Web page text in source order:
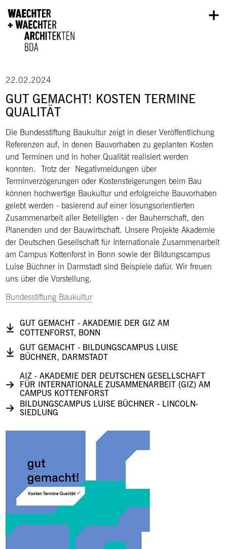
22.02.2024
GUT GEMACHT! KOSTEN TERMINE
QUALITÄT
Die Bundesstiftung Baukultur zeigt in dieser Veröffentlichung
Referenzen auf, in denen Bauvorhaben zu geplanten Kosten
und Terminen und in hoher Qualität realisiert werden
konnten. Trotz der Negativmeldungen über
Terminverzögerungen oder Kostensteigerungen beim Bau
können hochwertige Baukultur und erfolgreiche Bauvorhaben
gelebt werden - basierend auf einer lösungsorientierten
Zusammenarbeit aller Beteiligten - der Bauherrschaft, den
Planenden und der Bauwirtschaft. Unsere Projekte Akademie
der Deutschen Gesellschaft für Internationale Zusammenarbeit
am Campus Kottenforst in Bonn sowie der Bildungscampus
Luise Büchner in Darmstadt sind Beispiele dafür. Wir freuen
uns über die Vorstellung.
Bundesstiftung Baukultur
GUT GEMACHT - AKADEMIE DER GIZ AM
COTTENFORST, BONN
GUT GEMACHT - BILDUNGSCAMPUS LUISE
BÜCHNER, DARMSTADT
AIZ - AKADEMIE DER DEUTSCHEN GESELLSCHAFT
FÜR INTERNATIONALE ZUSAMMENARBEIT (GIZ) AM
CAMPUS KOTTENFORST
BILDUNGSCAMPUS LUISE BÜCHNER - LINCOLN-
SIEDLUNG